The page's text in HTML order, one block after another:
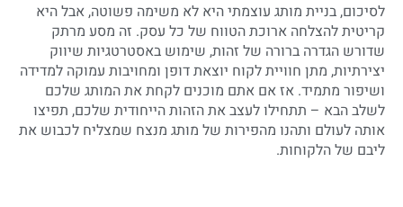
לסיכום, בניית מותג עוצמתי היא לא משימה פשוטה, אבל היא
קריטית להצלחה ארוכת הטווח של כל עסק. זה מסע מרתק
שדורש הגדרה ברורה של זהות, שימוש באסטרטגיות שיווק
יצירתיות, מתן חוויית לקוח יוצאת דופן ומחויבות עמוקה למדידה
ושיפור מתמיד. אז אם אתם מוכנים לקחת את המותג שלכם
לשלב הבא – תתחילו לעצב את הזהות הייחודית שלכם, תפיצו
אותה לעולם ותהנו מהפירות של מותג מנצח שמצליח לכבוש את
ליבם של הלקוחות.